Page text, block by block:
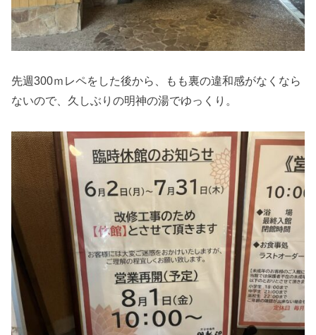
先週300ｍレペをした後から、もも裏の違和感がなくなら
ないので、久しぶりの明神の湯でゆっくり。